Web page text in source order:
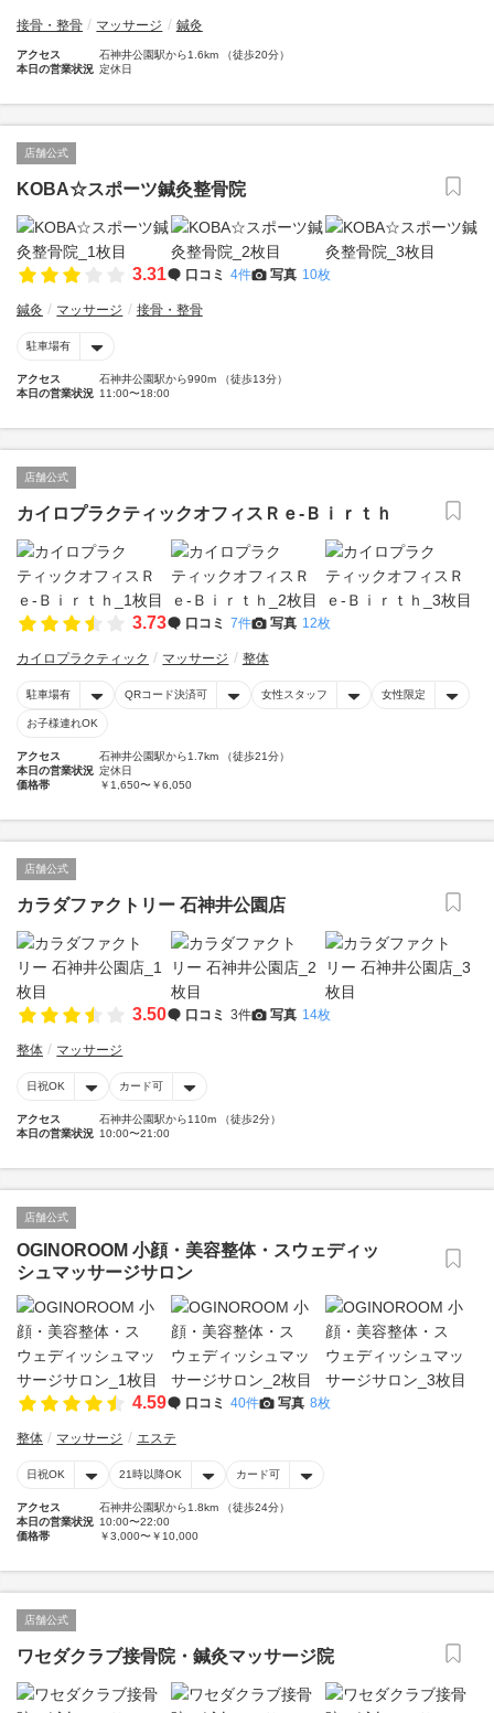
接骨・整骨 マッサージ 鍼灸
アクセス
石神井公園駅から1.6km （徒歩20分）
本日の営業状況 定休日
店舗公式
KOBA☆スポーツ鍼灸整骨院
3.31 口コミ 4件 写真 10枚
鍼灸 マッサージ 接骨・整骨
駐車場有
アクセス
石神井公園駅から990m （徒歩13分）
本日の営業状況 11:00〜18:00
店舗公式
カイロプラクティックオフィスＲｅ‐Ｂｉｒｔｈ
3.73 口コミ 7件 写真 12枚
カイロプラクティック マッサージ 整体
駐車場有 QRコード決済可 女性スタッフ 女性限定
お子様連れOK
アクセス
石神井公園駅から1.7km （徒歩21分）
本日の営業状況 定休日
価格帯
￥1,650〜￥6,050
店舗公式
カラダファクトリー 石神井公園店
3.50 口コミ 3件 写真 14枚
整体 マッサージ
日祝OK カード可
アクセス
石神井公園駅から110m （徒歩2分）
本日の営業状況 10:00〜21:00
店舗公式
OGINOROOM 小顔・美容整体・スウェディッ
シュマッサージサロン
4.59 口コミ 40件 写真 8枚
整体 マッサージ エステ
日祝OK 21時以降OK カード可
アクセス
石神井公園駅から1.8km （徒歩24分）
本日の営業状況 10:00〜22:00
価格帯
￥3,000〜￥10,000
店舗公式
ワセダクラブ接骨院・鍼灸マッサージ院